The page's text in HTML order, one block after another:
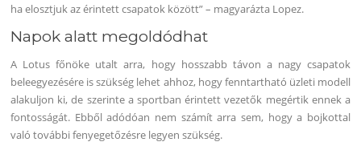
ha elosztjuk az érintett csapatok között” – magyarázta Lopez.
Napok alatt megoldódhat
A Lotus főnöke utalt arra, hogy hosszabb távon a nagy csapatok
beleegyezésére is szükség lehet ahhoz, hogy fenntartható üzleti modell
alakuljon ki, de szerinte a sportban érintett vezetők megértik ennek a
fontosságát. Ebből adódóan nem számít arra sem, hogy a bojkottal
való további fenyegetőzésre legyen szükség.